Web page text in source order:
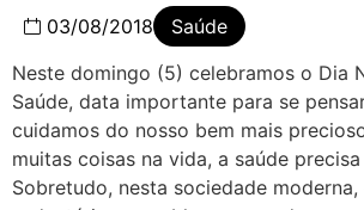
03/08/2018
Saúde
Neste domingo (5) celebramos o Dia
Saúde, data importante para se
cuidamos do nosso bem mais
muitas coisas na vida, a saúde
Sobretudo, nesta sociedade